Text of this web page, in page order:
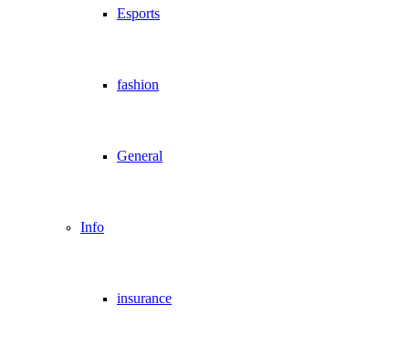
Esports
fashion
General
Info
insurance